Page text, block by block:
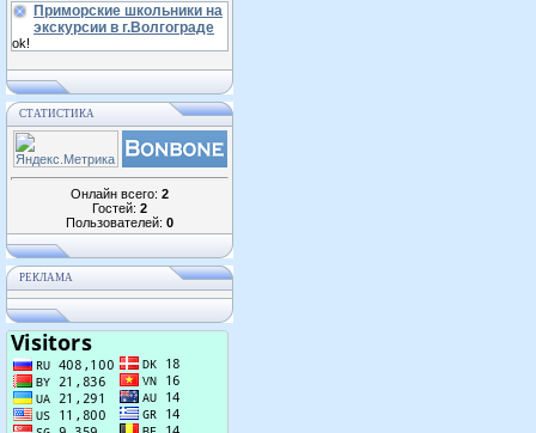
Приморские школьники на
экскурсии в г.Волгограде
ok!
СТАТИСТИКА
Онлайн всего: 2
Гостей: 2
Пользователей: 0
РЕКЛАМА